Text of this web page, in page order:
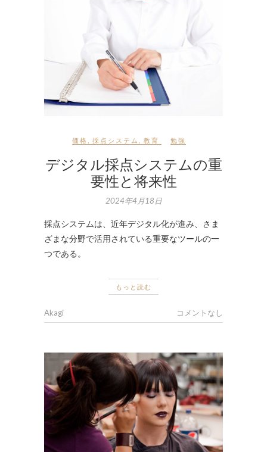
価格 採点システム 教育 勉強
デジタル採点システムの重
要性と将来性
2024年4月18日
採点システムは、近年デジタル化が進み、さま
ざまな分野で活用されている重要なツールの一
つである。
もっと読む
Akagi コメントなし